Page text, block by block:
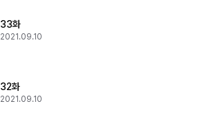
33화
2021.09.10
32화
2021.09.10